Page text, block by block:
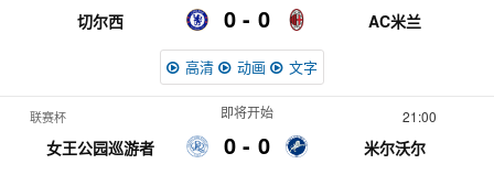
切尔西 0 AC米兰
0
高清 动画 文字
联赛杯 21:00
女王公园巡游者 0
即将开始
米尔沃尔
0